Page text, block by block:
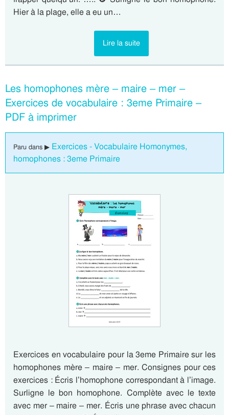
Hier à la plage, elle a eu un…
Lire la suite
Les homophones mère – maire – mer –
Exercices de vocabulaire : 3eme Primaire –
PDF à imprimer
Paru dans ▶ Exercices - Vocabulaire Homonymes,
homophones : 3eme Primaire
Exercices en vocabulaire pour la 3eme Primaire sur les
homophones mère – maire – mer. Consignes pour ces
exercices : Écris l’homophone correspondant à l’image.
Surligne le bon homophone. Complète avec le texte
avec mer – maire – mer. Écris une phrase avec chacun